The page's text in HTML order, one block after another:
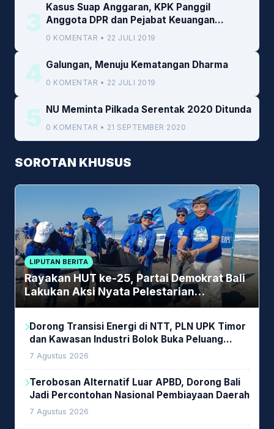
3
Kasus Suap Anggaran, KPK Panggil
Anggota DPR dan Pejabat Keuangan
Kemenkeu
0 KOMENTAR • 22 JULI 2019
4 Galungan, Menuju Kematangan Dharma
0 KOMENTAR • 22 JULI 2019
5 NU Meminta Pilkada Serentak 2020 Ditunda
0 KOMENTAR • 21 SEPTEMBER 2020
SOROTAN KHUSUS
LIPUTAN BERITA
Rayakan HUT ke-25, Partai Demokrat Bali
Lakukan Aksi Nyata Pelestarian
Lingkungan
Dorong Transisi Energi di NTT, PLN UPK Timor
dan Kawasan Industri Bolok Buka Peluang
Investasi Woodchip untuk Cofiring PLTU Bolok
7 Agustus 2026
Terobosan Alternatif Luar APBD, Dorong Bali
Jadi Percontohan Nasional Pembiayaan Daerah
7 Agustus 2026